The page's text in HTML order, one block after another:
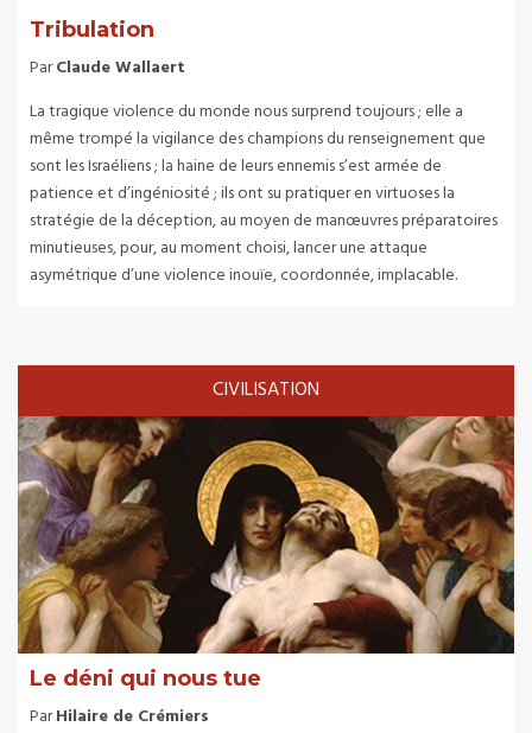
Tribulation
ParClaude Wallaert
La tragique violence du monde nous surprend toujours ; elle a
même trompé la vigilance des champions du renseignement que
sont les Israéliens ; la haine de leurs ennemis s’est armée de
patience et d’ingéniosité ; ils ont su pratiquer en virtuoses la
stratégie de la déception, au moyen de manœuvres préparatoires
minutieuses, pour, au moment choisi, lancer une attaque
asymétrique d’une violence inouïe, coordonnée, implacable.
CIVILISATION
Le déni qui nous tue
ParHilaire de Crémiers